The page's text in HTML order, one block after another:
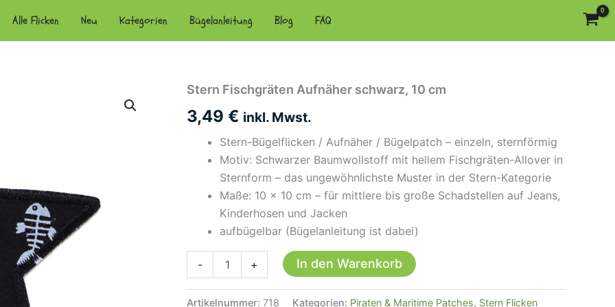
Alle Flicken Neu Kategorien Bügelanleitung Blog FAQ
Stern Fischgräten Aufnäher schwarz, 10 cm
3,49 € inkl. Mwst.
Stern-Bügelflicken / Aufnäher / Bügelpatch – einzeln, sternförmig
Motiv: Schwarzer Baumwollstoff mit hellem Fischgräten-Allover in
Sternform – das ungewöhnlichste Muster in der Stern-Kategorie
Maße: 10 × 10 cm – für mittlere bis große Schadstellen auf Jeans,
Kinderhosen und Jacken
aufbügelbar (Bügelanleitung ist dabei)
-
Fischgräten
schwarz,
+ In den Warenkorb
Artikelnummer: 718 Kategorien: Piraten & Maritime Patches, Stern Flicken